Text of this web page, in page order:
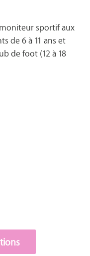
sportif aux
de 6 à 11 ans et
de foot (12 à 18